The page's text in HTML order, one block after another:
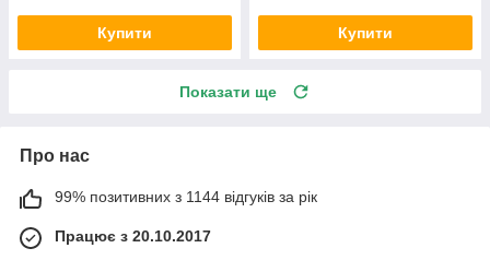
Купити Купити
Показати ще
Про нас
99% позитивних з 1144 відгуків за рік
Працює з 20.10.2017